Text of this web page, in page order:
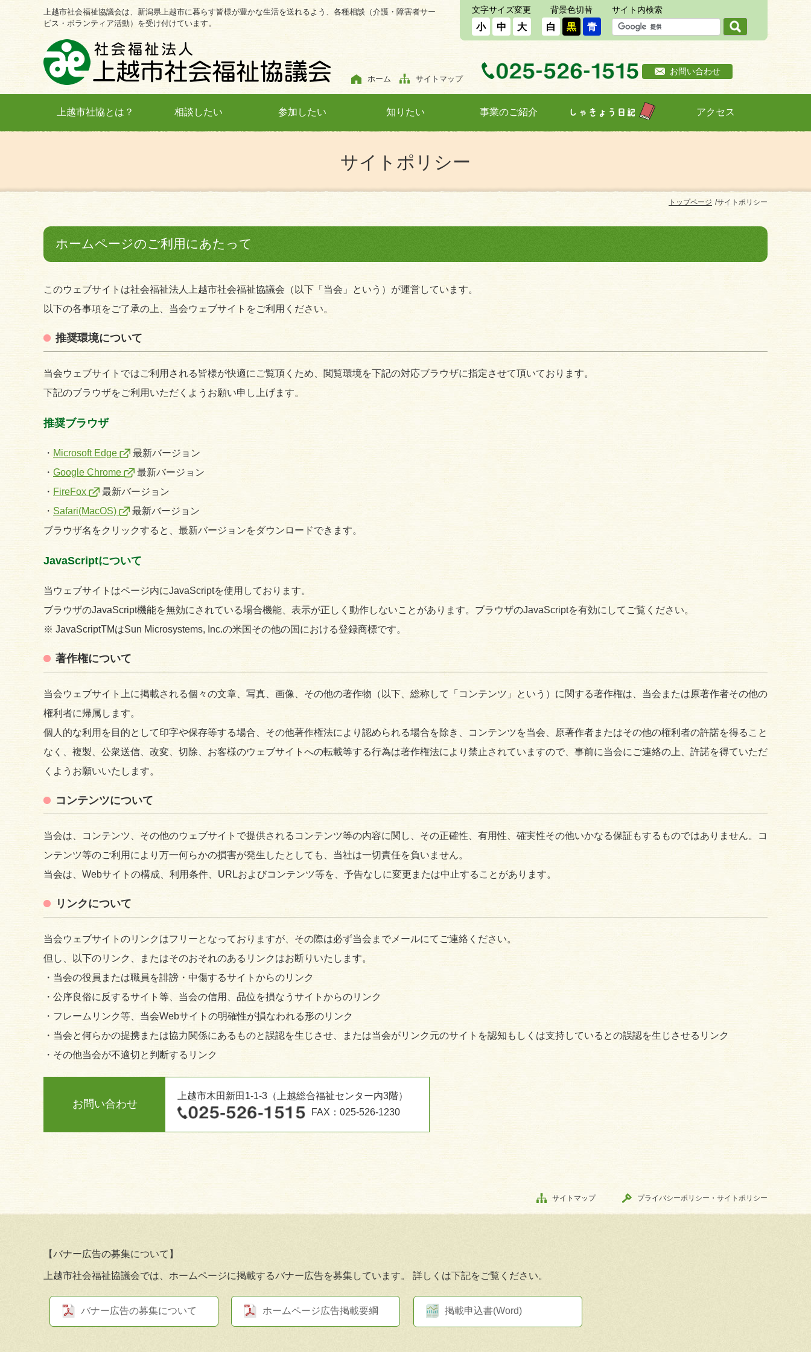
上越市社会福祉協議会は、新潟県上越市に暮らす皆様が豊かな生活を送れるよう、各種相談（介護・障害者サー
ビス・ボランティア活動）を受け付けています。
ホーム サイトマップ
お問い合わせ
文字サイズ変更
小 中 大
背景色切替
白 黒 青
サイト内検索
上越市社協とは？ 相談したい 参加したい 知りたい 事業のご紹介 しゃきょう日記 アクセス
サイトポリシー
トップページ サイトポリシー
ホームページのご利用にあたって
このウェブサイトは社会福祉法人上越市社会福祉協議会（以下「当会」という）が運営しています。
以下の各事項をご了承の上、当会ウェブサイトをご利用ください。
推奨環境について
当会ウェブサイトではご利用される皆様が快適にご覧頂くため、閲覧環境を下記の対応ブラウザに指定させて頂いております。
下記のブラウザをご利用いただくようお願い申し上げます。
推奨ブラウザ
・ Microsoft Edge
最新バージョン
・ Google Chrome
最新バージョン
・ FireFox
最新バージョン
・ Safari(MacOS)
最新バージョン
ブラウザ名をクリックすると、最新バージョンをダウンロードできます。
JavaScriptについて
当ウェブサイトはページ内にJavaScriptを使用しております。
ブラウザのJavaScript機能を無効にされている場合機能、表示が正しく動作しないことがあります。ブラウザのJavaScriptを有効にしてご覧ください。
※ JavaScriptTMはSun Microsystems, Inc.の米国その他の国における登録商標です。
著作権について
当会ウェブサイト上に掲載される個々の文章、写真、画像、その他の著作物（以下、総称して「コンテンツ」という）に関する著作権は、当会または原著作者その他の
権利者に帰属します。
個人的な利用を目的として印字や保存等する場合、その他著作権法により認められる場合を除き、コンテンツを当会、原著作者またはその他の権利者の許諾を得ること
なく、複製、公衆送信、改変、切除、お客様のウェブサイトへの転載等する行為は著作権法により禁止されていますので、事前に当会にご連絡の上、許諾を得ていただ
くようお願いいたします。
コンテンツについて
当会は、コンテンツ、その他のウェブサイトで提供されるコンテンツ等の内容に関し、その正確性、有用性、確実性その他いかなる保証もするものではありません。コ
ンテンツ等のご利用により万一何らかの損害が発生したとしても、当社は一切責任を負いません。
当会は、Webサイトの構成、利用条件、URLおよびコンテンツ等を、予告なしに変更または中止することがあります。
リンクについて
当会ウェブサイトのリンクはフリーとなっておりますが、その際は必ず当会までメールにてご連絡ください。
但し、以下のリンク、またはそのおそれのあるリンクはお断りいたします。
・当会の役員または職員を誹謗・中傷するサイトからのリンク
・公序良俗に反するサイト等、当会の信用、品位を損なうサイトからのリンク
・フレームリンク等、当会Webサイトの明確性が損なわれる形のリンク
・当会と何らかの提携または協力関係にあるものと誤認を生じさせ、または当会がリンク元のサイトを認知もしくは支持しているとの誤認を生じさせるリンク
・その他当会が不適切と判断するリンク
お問い合わせ
上越市木田新田1-1-3（上越総合福祉センター内3階）
FAX：025-526-1230
サイトマップ プライバシーポリシー・サイトポリシー
【バナー広告の募集について】
上越市社会福祉協議会では、ホームページに掲載するバナー広告を募集しています。 詳しくは下記をご覧ください。
バナー広告の募集について ホームページ広告掲載要綱 掲載申込書(Word)